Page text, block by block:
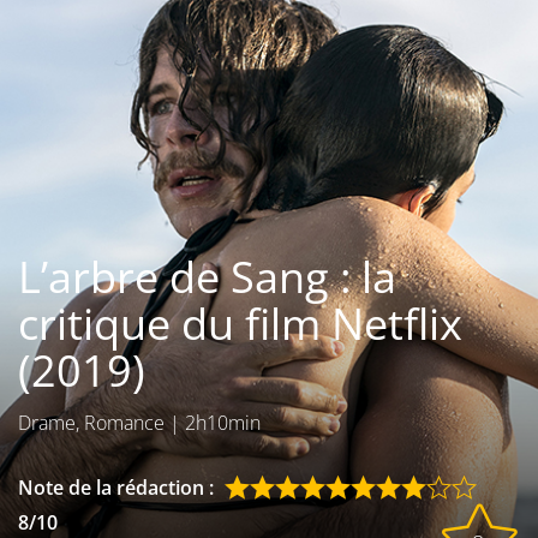
Les films par
genre
Séries
Les films
interdits
Les Dossiers
Les disparus
Les acteurs
Les actrices
Les réalisateurs
L’arbre de Sang : la
critique du film Netflix
(2019)
Drame, Romance |2h10min
Note de la rédaction :
8/10